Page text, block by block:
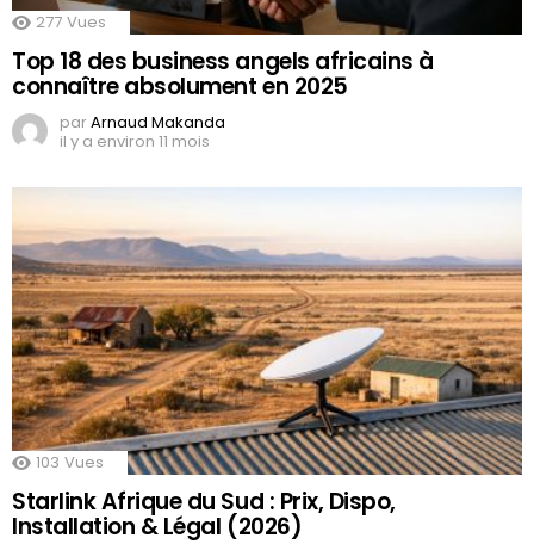
277 Vues
Top 18 des business angels africains à
connaître absolument en 2025
parArnaud Makanda
il y a environ 11 mois
103 Vues
Starlink Afrique du Sud : Prix, Dispo,
Installation & Légal (2026)